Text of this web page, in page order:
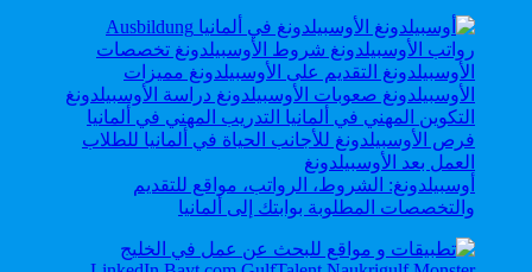
أوسبيلدونغ: الشروط، الرواتب، مواقع للتقديم
والتخصصات المطلوبة بوابتك إلى ألمانيا